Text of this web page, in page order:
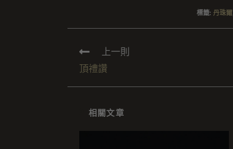
標籤: 丹珠爾,
上一則
頂禮讚
相關文章